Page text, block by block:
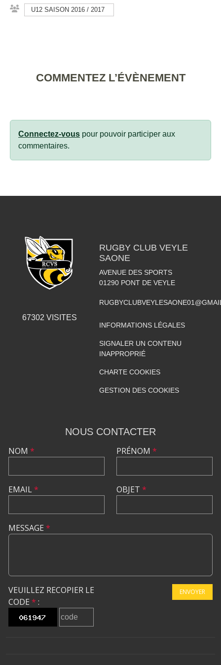
U12 SAISON 2016 / 2017
COMMENTEZ L’ÉVÈNEMENT
Connectez-vous pour pouvoir participer aux
commentaires.
67302 VISITES
RUGBY CLUB VEYLE
SAONE
AVENUE DES SPORTS
01290 PONT DE VEYLE
INFORMATIONS LÉGALES
SIGNALER UN CONTENU
INAPPROPRIÉ
CHARTE COOKIES
GESTION DES COOKIES
NOUS CONTACTER
NOM *
EMAIL*
PRÉNOM *
OBJET *
MESSAGE *
VEUILLEZ RECOPIER LE
CODE * :
ENVOYER